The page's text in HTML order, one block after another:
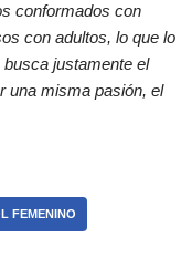
conformados con
con adultos, lo que lo
justamente el
una misma pasión, el
FEMENINO